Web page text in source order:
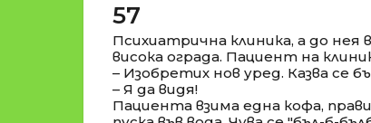
57
Психиатрична клиника, а до
висока ограда. Пациент на
– Изобретих нов уред. Казва се
– Я да видя!
Пациента взима една кофа,